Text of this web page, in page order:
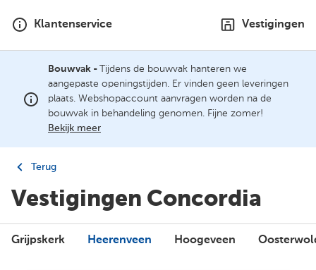
Klantenservice Vestigingen
Bouwvak -
Tijdens de bouwvak hanteren we
aangepaste openingstijden. Er vinden geen leveringen
plaats. Webshopaccount aanvragen worden na de
bouwvak in behandeling genomen. Fijne zomer!
Bekijk meer
Terug
Vestigingen Concordia
Grijpskerk Heerenveen Hoogeveen